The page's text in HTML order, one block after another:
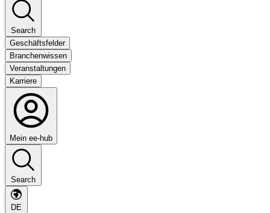
Search
Geschäftsfelder
Branchenwissen
Veranstaltungen
Karriere
Mein ee-hub
Search
DE